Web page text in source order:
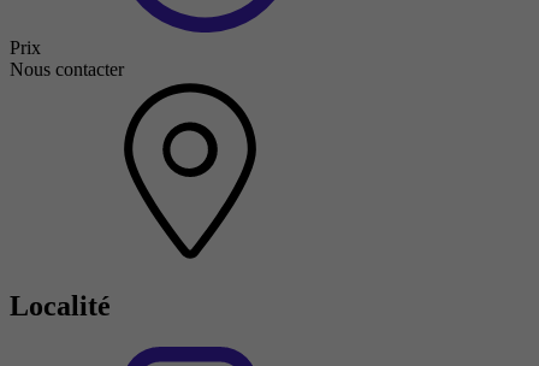
Prix
Nous contacter
Localité